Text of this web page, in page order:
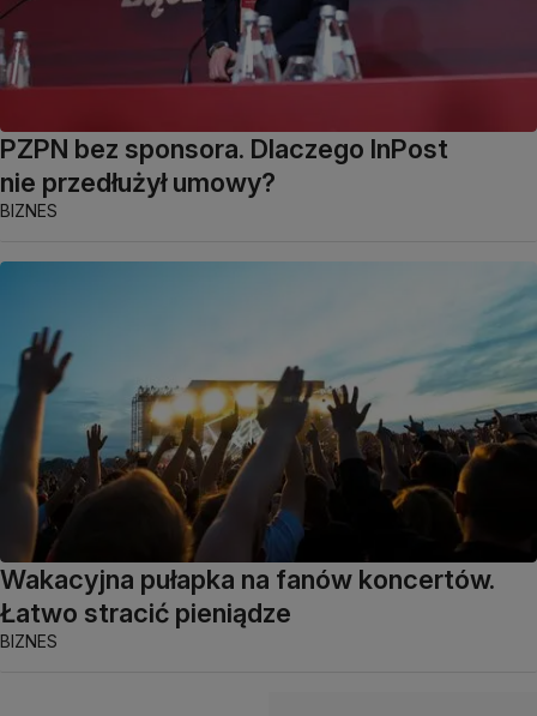
PZPN bez sponsora. Dlaczego InPost
nie przedłużył umowy?
BIZNES
Wakacyjna pułapka na fanów koncertów.
Łatwo stracić pieniądze
BIZNES